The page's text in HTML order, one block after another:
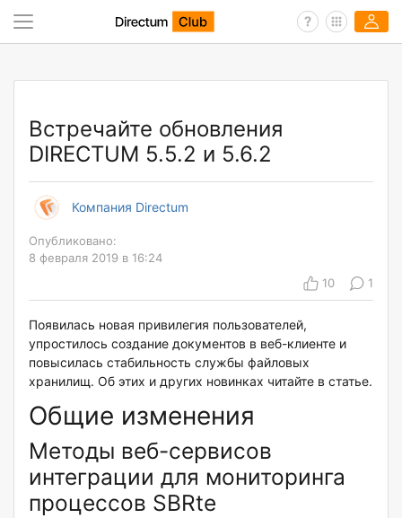
Встречайте обновления
DIRECTUM 5.5.2 и 5.6.2
Компания Directum
Опубликовано:
8 февраля 2019 в 16:24
10
1
Появилась новая привилегия пользователей,
упростилось создание документов в веб-клиенте и
повысилась стабильность службы файловых
хранилищ. Об этих и других новинках читайте в статье.
Общие изменения
Методы веб-сервисов
интеграции для мониторинга
процессов SBRte